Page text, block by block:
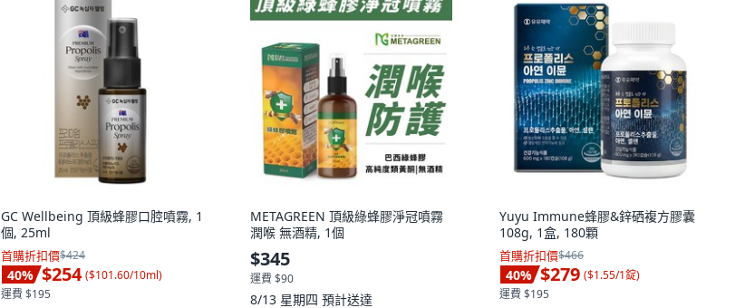
GC Wellbeing 頂級蜂膠口腔噴霧, 1
個, 25ml
首購折扣價$424
40% $254 ($101.60/10ml)
運費 $195
METAGREEN 頂級綠蜂膠淨冠噴霧
潤喉 無酒精, 1個
$345
運費 $90
8/13 星期四 預計送達
Yuyu Immune蜂膠&鋅硒複方膠囊
108g, 1盒, 180顆
首購折扣價$466
40% $279 ($1.55/1錠)
運費 $195